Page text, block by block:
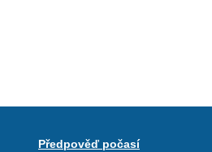
Předpověď počasí